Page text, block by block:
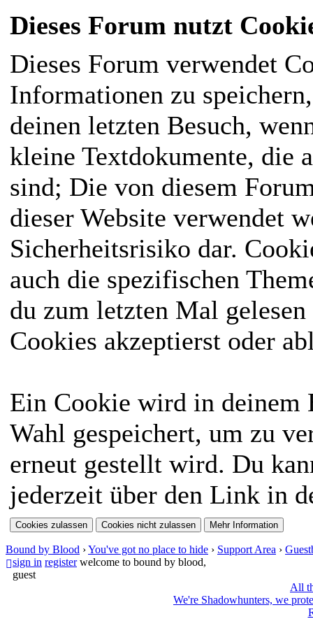
Dieses Forum nutzt
Dieses Forum verwendet
Informationen zu
deinen letzten Besuch,
kleine Textdokumente, die
sind; Die von diesem
dieser Website verwendet
Sicherheitsrisiko dar.
auch die spezifischen
du zum letzten Mal
Cookies akzeptierst oder
Ein Cookie wird in deinem
Wahl gespeichert, um zu
erneut gestellt wird. Du
jederzeit über den Link in
Bound by Blood ›You've got no place to hide › Support Area ›
sign in register welcome to bound by blood,
guest
All
We're Shadowhunters, we